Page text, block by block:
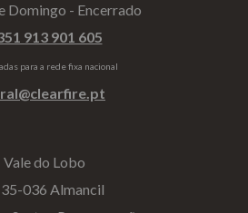
Domingo - Encerrado
913 901 605
para a rede fixa nacional
Vale do Lobo
036 Almancil